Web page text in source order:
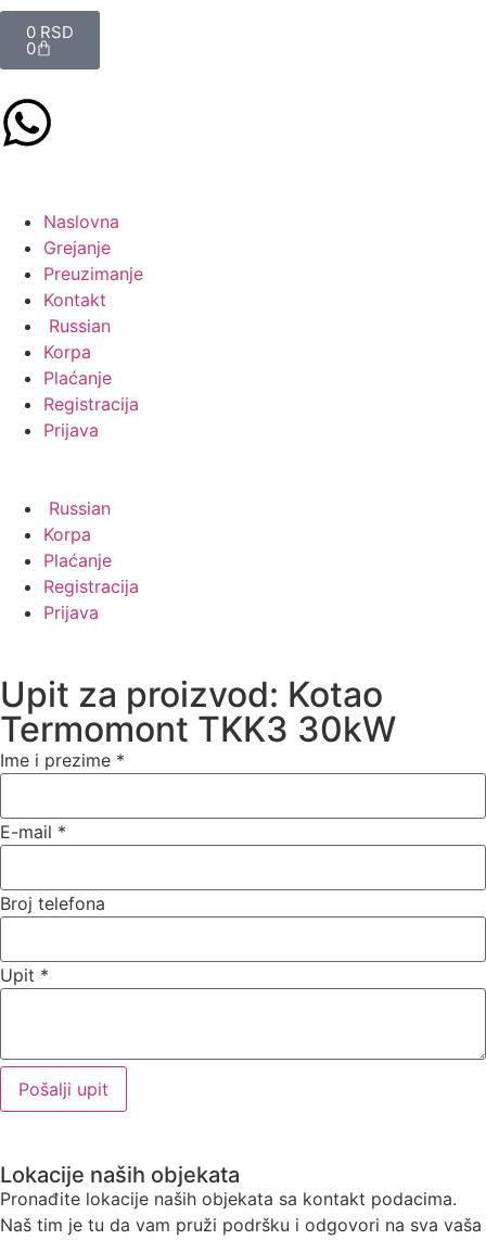
0 RSD
0
Naslovna
Grejanje
Preuzimanje
Kontakt
Russian
Korpa
Plaćanje
Registracija
Prijava
Russian
Korpa
Plaćanje
Registracija
Prijava
Upit za proizvod: Kotao
Termomont TKK3 30kW
Ime i prezime *
E-mail *
Broj telefona
Upit *
Pošalji upit
Lokacije naših objekata
Pronađite lokacije naših objekata sa kontakt podacima.
Naš tim je tu da vam pruži podršku i odgovori na sva vaša